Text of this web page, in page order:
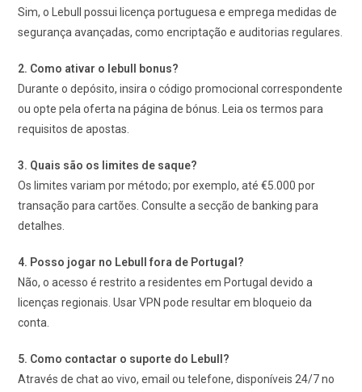
Sim, o Lebull possui licença portuguesa e emprega medidas de
segurança avançadas, como encriptação e auditorias regulares.
2. Como ativar o lebull bonus?
Durante o depósito, insira o código promocional correspondente
ou opte pela oferta na página de bónus. Leia os termos para
requisitos de apostas.
3. Quais são os limites de saque?
Os limites variam por método; por exemplo, até €5.000 por
transação para cartões. Consulte a secção de banking para
detalhes.
4. Posso jogar no Lebull fora de Portugal?
Não, o acesso é restrito a residentes em Portugal devido a
licenças regionais. Usar VPN pode resultar em bloqueio da
conta.
5. Como contactar o suporte do Lebull?
Através de chat ao vivo, email ou telefone, disponíveis 24/7 no